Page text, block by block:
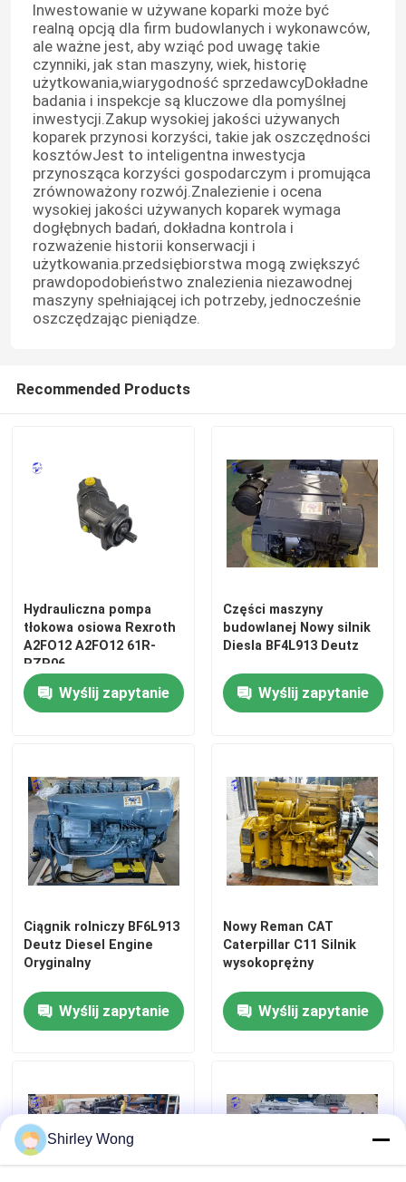
Inwestowanie w używane koparki może być
realną opcją dla firm budowlanych i wykonawców,
ale ważne jest, aby wziąć pod uwagę takie
czynniki, jak stan maszyny, wiek, historię
użytkowania,wiarygodność sprzedawcyDokładne
badania i inspekcje są kluczowe dla pomyślnej
inwestycji.Zakup wysokiej jakości używanych
koparek przynosi korzyści, takie jak oszczędności
kosztówJest to inteligentna inwestycja
przynosząca korzyści gospodarczym i promująca
zrównoważony rozwój.Znalezienie i ocena
wysokiej jakości używanych koparek wymaga
dogłębnych badań, dokładna kontrola i
rozważenie historii konserwacji i
użytkowania.przedsiębiorstwa mogą zwiększyć
prawdopodobieństwo znalezienia niezawodnej
maszyny spełniającej ich potrzeby, jednocześnie
oszczędzając pieniądze.
Recommended Products
Hydrauliczna pompa
tłokowa osiowa Rexroth
A2FO12 A2FO12 61R-
PZP06
Wyślij zapytanie
Części maszyny
budowlanej Nowy silnik
Diesla BF4L913 Deutz
Wyślij zapytanie
Ciągnik rolniczy BF6L913
Deutz Diesel Engine
Oryginalny
Wyślij zapytanie
Nowy Reman CAT
Caterpillar C11 Silnik
wysokoprężny
Wyślij zapytanie
Shirley Wong